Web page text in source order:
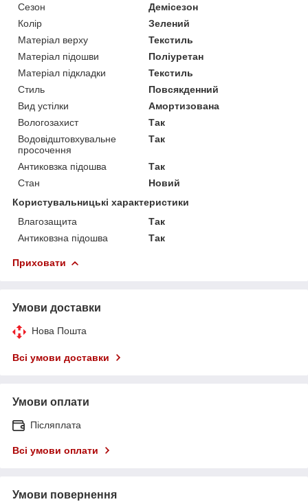
Сезон
Демісезон
Колір
Зелений
Матеріал верху
Текстиль
Матеріал підошви
Поліуретан
Матеріал підкладки
Текстиль
Стиль
Повсякденний
Вид устілки
Амортизована
Вологозахист
Так
Водовідштовхувальне
просочення
Так
Антиковзка підошва
Так
Стан
Новий
Користувальницькі характеристики
Влагозащита
Так
Антиковзна підошва
Так
Приховати
Умови доставки
Нова Пошта
Всі умови доставки
Умови оплати
Післяплата
Всі умови оплати
Умови повернення